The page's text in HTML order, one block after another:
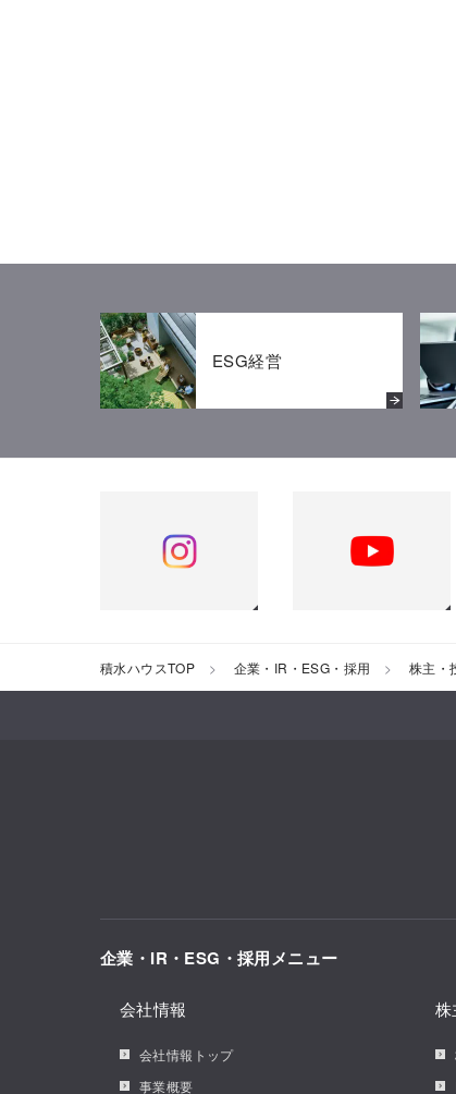
ESG経営
積水ハウスTOP 企業・IR・ESG・採用 株主・
企業・IR・ESG・採用メニュー
会社情報
会社情報トップ
事業概要
株